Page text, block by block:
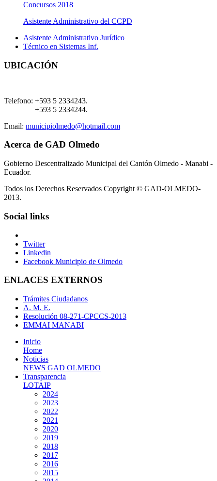
Concursos 2018
Asistente Administrativo del CCPD
Asistente Administrativo Jurídico
Técnico en Sistemas Inf.
UBICACIÓN
Telefono: +593 5 2334243.
+593 5 2334244.
Email: municipiolmedo@hotmail.com
Acerca de GAD Olmedo
Gobierno Descentralizado Municipal del Cantón Olmedo - Manabi -
Ecuador.
Todos los Derechos Reservados Copyright © GAD-OLMEDO-
2013.
Social links
Twitter
Linkedin
Facebook Municipio de Olmedo
ENLACES EXTERNOS
Trámites Ciudadanos
A. M. E.
Resolución 08-271-CPCCS-2013
EMMAI MANABI
Inicio
Home
Noticias
NEWS GAD OLMEDO
Transparencia
LOTAIP
2024
2023
2022
2021
2020
2019
2018
2017
2016
2015